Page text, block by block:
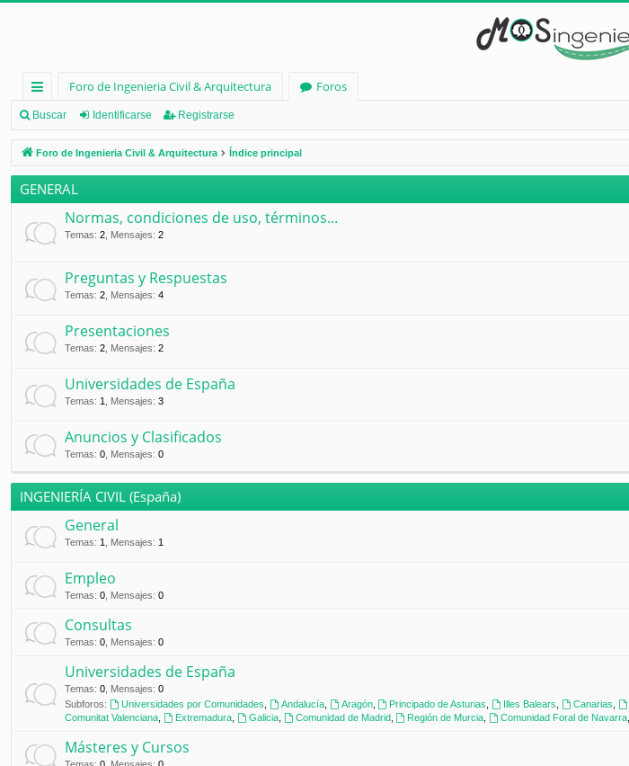
nl
ac
es
rá
pi
os
Foro de Ingenieria Civil & Arquitectura
Foros
Buscar Identificarse Registrarse
Foro de Ingenieria Civil & Arquitectura Índice principal
GENERAL
Normas, condiciones de uso, términos...
Temas: 2 Mensajes: 2
Preguntas y Respuestas
Temas: 2 Mensajes: 4
Presentaciones
Temas: 2 Mensajes: 2
Universidades de España
Temas: 1 Mensajes: 3
Anuncios y Clasificados
Temas: 0 Mensajes: 0
INGENIERÍA CIVIL (España)
General
Temas: 1 Mensajes: 1
Empleo
Temas: 0 Mensajes: 0
Consultas
Temas: 0 Mensajes: 0
Universidades de España
Temas: 0 Mensajes: 0
Subforos:
Universidades por Comunidades Andalucía, Aragón, Principado de Asturias Illes Balears Canarias
Comunitat Valenciana
Extremadura, Galicia, Comunidad de Madrid, Región de Murcia Comunidad Foral de Navarra
Másteres y Cursos